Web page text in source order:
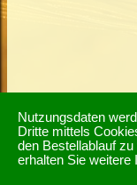
Nutzungsdaten
Dritte mittels
den Bestellablauf
erhalten Sie weitere